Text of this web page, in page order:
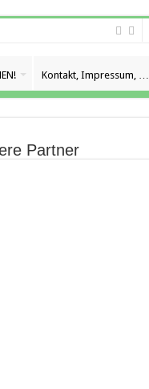
Kontakt, Impressum, …
Partner